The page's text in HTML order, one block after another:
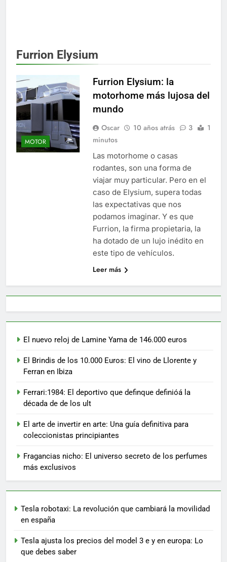
Furrion Elysium
MOTOR
Furrion Elysium: la
motorhome más lujosa del
mundo
Oscar 10 años atrás 3
1
minutos
Las motorhome o casas
rodantes, son una forma de
viajar muy particular. Pero en el
caso de Elysium, supera todas
las expectativas que nos
podamos imaginar. Y es que
Furrion, la firma propietaria, la
ha dotado de un lujo inédito en
este tipo de vehículos.
Leer más
El nuevo reloj de Lamine Yama de 146.000 euros
El Brindis de los 10.000 Euros: El vino de Llorente y
Ferran en Ibiza
Ferrari:1984: El deportivo que definque definióá la
década de de los ult
El arte de invertir en arte: Una guía definitiva para
coleccionistas principiantes
Fragancias nicho: El universo secreto de los perfumes
más exclusivos
Tesla robotaxi: La revolución que cambiará la movilidad
en españa
Tesla ajusta los precios del model 3 e y en europa: Lo
que debes saber